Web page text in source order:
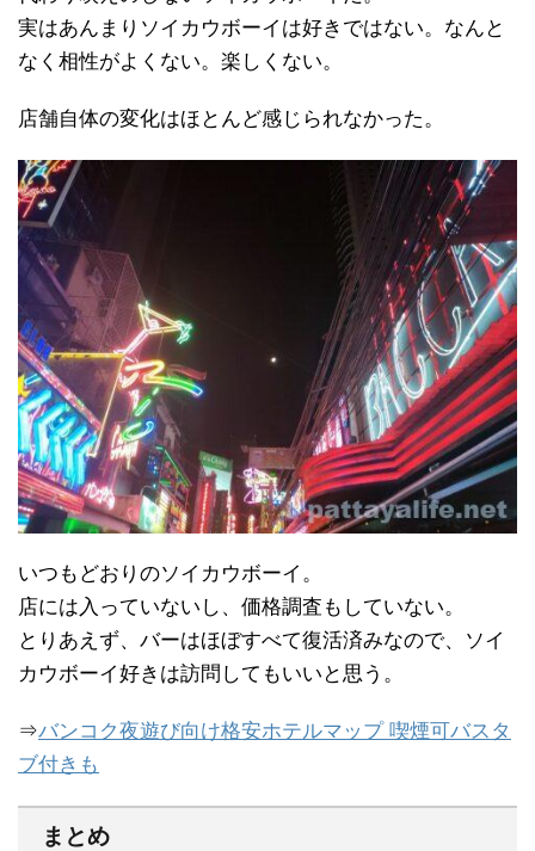
実はあんまりソイカウボーイは好きではない。なんと
なく相性がよくない。楽しくない。
店舗自体の変化はほとんど感じられなかった。
いつもどおりのソイカウボーイ。
店には入っていないし、価格調査もしていない。
とりあえず、バーはほぼすべて復活済みなので、ソイ
カウボーイ好きは訪問してもいいと思う。
⇒バンコク夜遊び向け格安ホテルマップ 喫煙可バスタ
ブ付きも
まとめ